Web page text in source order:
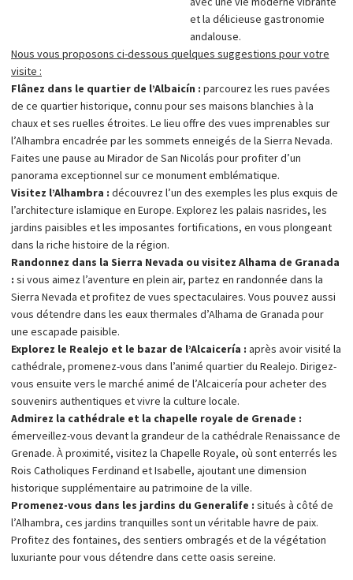
et la délicieuse gastronomie
andalouse.
Nous vous proposons ci-dessous quelques suggestions pour votre
visite :
Flânez dans le quartier de l’Albaicín : parcourez les rues pavées
de ce quartier historique, connu pour ses maisons blanchies à la
chaux et ses ruelles étroites. Le lieu offre des vues imprenables sur
l’Alhambra encadrée par les sommets enneigés de la Sierra Nevada.
Faites une pause au Mirador de San Nicolás pour profiter d’un
panorama exceptionnel sur ce monument emblématique.
Visitez l’Alhambra : découvrez l’un des exemples les plus exquis de
l’architecture islamique en Europe. Explorez les palais nasrides, les
jardins paisibles et les imposantes fortifications, en vous plongeant
dans la riche histoire de la région.
Randonnez dans la Sierra Nevada ou visitez Alhama de Granada
: si vous aimez l’aventure en plein air, partez en randonnée dans la
Sierra Nevada et profitez de vues spectaculaires. Vous pouvez aussi
vous détendre dans les eaux thermales d’Alhama de Granada pour
une escapade paisible.
Explorez le Realejo et le bazar de l’Alcaicería : après avoir visité la
cathédrale, promenez-vous dans l’animé quartier du Realejo. Dirigez-
vous ensuite vers le marché animé de l’Alcaicería pour acheter des
souvenirs authentiques et vivre la culture locale.
Admirez la cathédrale et la chapelle royale de Grenade :
émerveillez-vous devant la grandeur de la cathédrale Renaissance de
Grenade. À proximité, visitez la Chapelle Royale, où sont enterrés les
Rois Catholiques Ferdinand et Isabelle, ajoutant une dimension
historique supplémentaire au patrimoine de la ville.
Promenez-vous dans les jardins du Generalife : situés à côté de
l’Alhambra, ces jardins tranquilles sont un véritable havre de paix.
Profitez des fontaines, des sentiers ombragés et de la végétation
luxuriante pour vous détendre dans cette oasis sereine.